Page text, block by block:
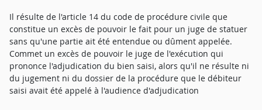
Il résulte de l'article 14 du code de procédure civile que
constitue un excès de pouvoir le fait pour un juge de statuer
sans qu'une partie ait été entendue ou dûment appelée.
Commet un excès de pouvoir le juge de l'exécution qui
prononce l'adjudication du bien saisi, alors qu'il ne résulte ni
du jugement ni du dossier de la procédure que le débiteur
saisi avait été appelé à l'audience d'adjudication